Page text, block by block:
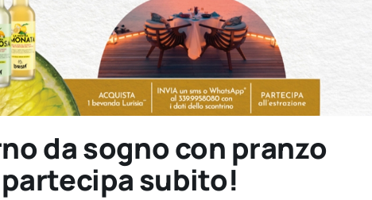
da sogno con pranzo
subito!